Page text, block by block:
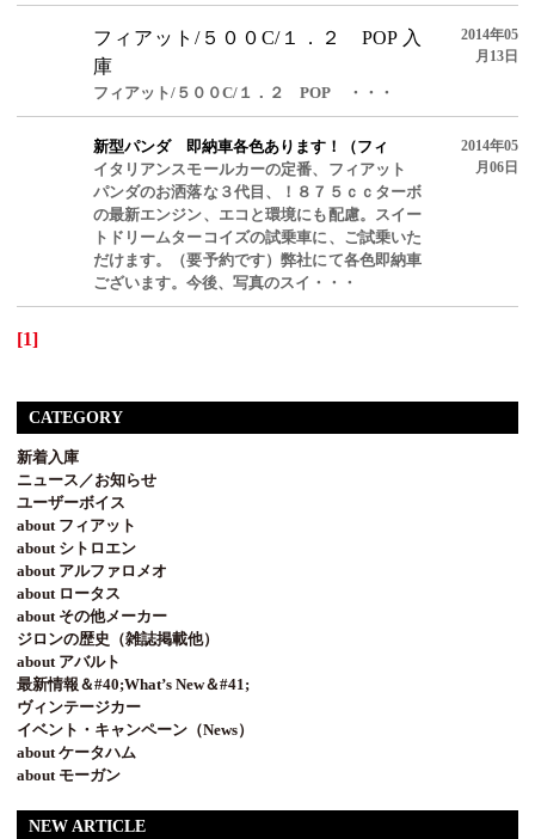
フィアット/５００C/１．２ POP 入
庫
フィアット/５００C/１．２ POP ・・・
2014年05
月13日
新型パンダ 即納車各色あります！（フィ
イタリアンスモールカーの定番、フィアット
パンダのお洒落な３代目、！８７５ｃｃターボ
の最新エンジン、エコと環境にも配慮。スイー
トドリームターコイズの試乗車に、ご試乗いた
だけます。（要予約です）弊社にて各色即納車
ございます。今後、写真のスイ・・・
2014年05
月06日
[1]
CATEGORY
新着入庫
ニュース／お知らせ
ユーザーボイス
about フィアット
about シトロエン
about アルファロメオ
about ロータス
about その他メーカー
ジロンの歴史（雑誌掲載他）
about アバルト
最新情報＆#40;What’s New＆#41;
ヴィンテージカー
イベント・キャンペーン（News）
about ケータハム
about モーガン
NEW ARTICLE